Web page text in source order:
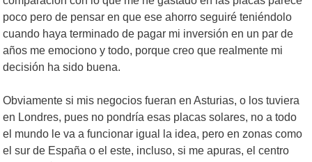
poco pero de pensar en que ese ahorro seguiré teniéndolo
cuando haya terminado de pagar mi inversión en un par de
años me emociono y todo, porque creo que realmente mi
decisión ha sido buena.
Obviamente si mis negocios fueran en Asturias, o los tuviera
en Londres, pues no pondría esas placas solares, no a todo
el mundo le va a funcionar igual la idea, pero en zonas como
el sur de España o el este, incluso, si me apuras, el centro